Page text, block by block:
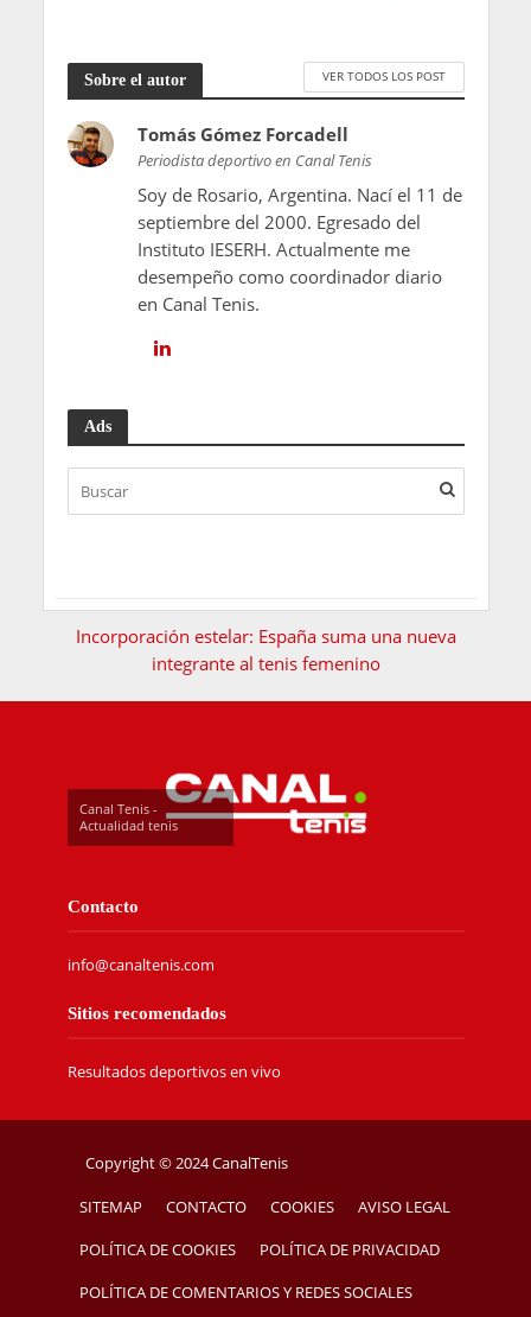
Sobre el autor VER TODOS LOS POST
Tomás Gómez Forcadell
Periodista deportivo en Canal Tenis
Soy de Rosario, Argentina. Nací el 11 de
septiembre del 2000. Egresado del
Instituto IESERH. Actualmente me
desempeño como coordinador diario
en Canal Tenis.
Ads
Incorporación estelar: España suma una nueva
integrante al tenis femenino
Canal Tenis -
Actualidad tenis
Contacto
info@canaltenis.com
Sitios recomendados
Resultados deportivos en vivo
Copyright © 2024 CanalTenis
SITEMAP CONTACTO COOKIES AVISO LEGAL
POLÍTICA DE COOKIES POLÍTICA DE PRIVACIDAD
POLÍTICA DE COMENTARIOS Y REDES SOCIALES